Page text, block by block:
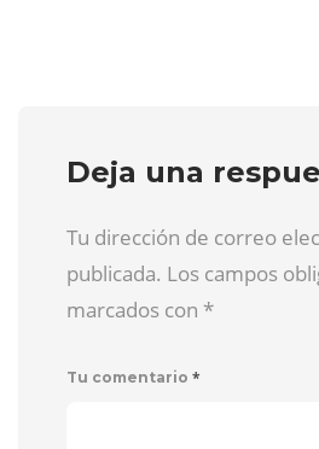
Deja una
Tu dirección de correo
publicada. Los campos
marcados con *
Tu comentario *